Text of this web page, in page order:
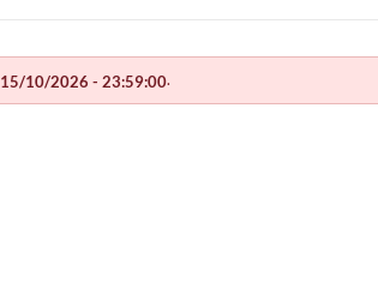
15/10/2026 - 23:59:00.